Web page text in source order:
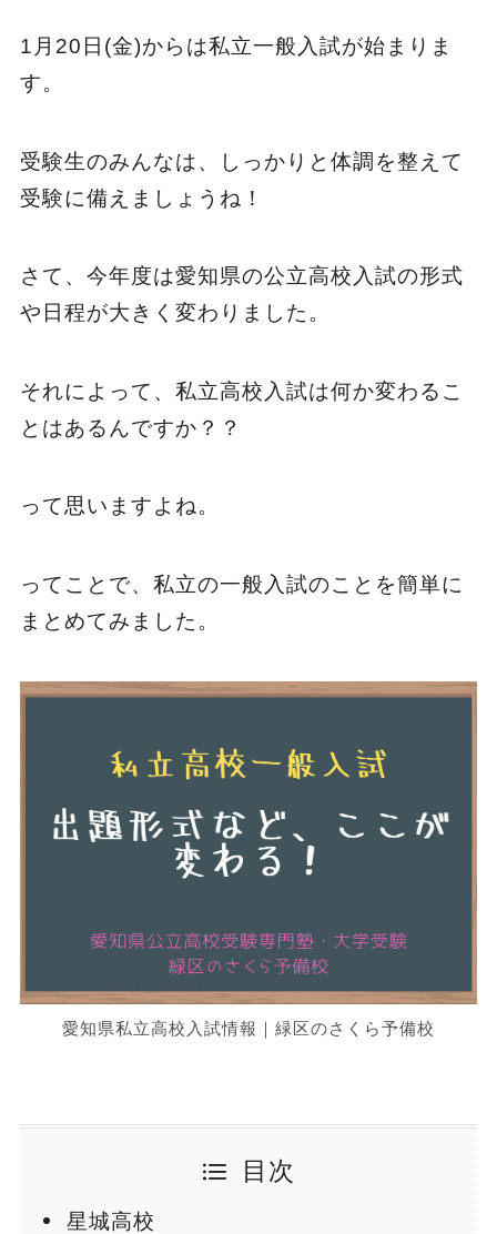
1月20日(金)からは私立一般入試が始まりま
す。
受験生のみんなは、しっかりと体調を整えて
受験に備えましょうね！
さて、今年度は愛知県の公立高校入試の形式
や日程が大きく変わりました。
それによって、私立高校入試は何か変わるこ
とはあるんですか？？
って思いますよね。
ってことで、私立の一般入試のことを簡単に
まとめてみました。
愛知県私立高校入試情報｜緑区のさくら予備校
目次
星城高校